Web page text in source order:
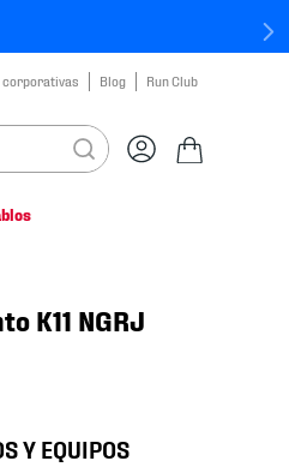
corporativas Blog Run Club
K11 NGRJ